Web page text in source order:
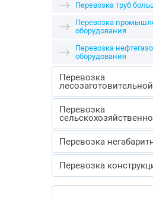
Перевозка дорожной
Перевозка
Перевозка труб
Перевозка
оборудования
Перевозка
оборудования
Перевозка
Перевозка
техники
Перевозка
Перевозка
Перевозка
Перевозка
Перевозка
техники
Перевозка тракторов
Перевозка
Перевозка
Перевозка
Перевозка
Перевозка